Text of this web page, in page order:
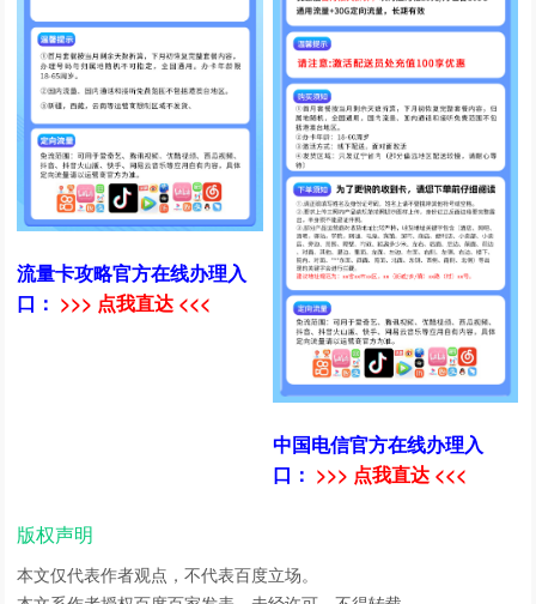
流量卡攻略官方在线办理入
口： >>> 点我直达 <<<
中国电信官方在线办理入
口： >>> 点我直达 <<<
版权声明
本文仅代表作者观点，不代表百度立场。